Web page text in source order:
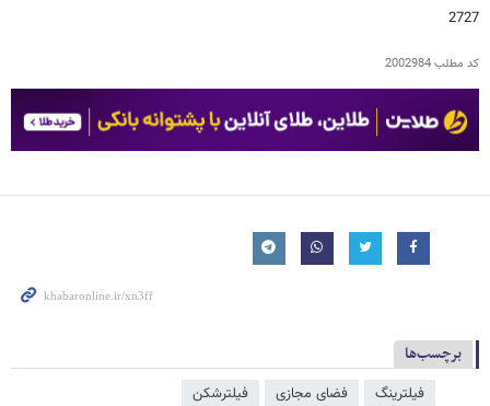
2727
کد مطلب2002984
برچسب‌ها
فیلترینگ فضای مجازی فیلترشکن